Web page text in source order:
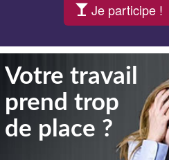
Je participe !
Votre travail
prend trop
de place ?